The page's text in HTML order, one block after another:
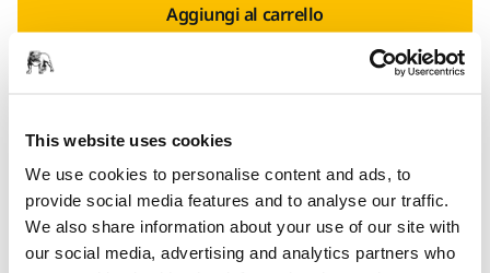
This website uses cookies
We use cookies to personalise content and ads, to
provide social media features and to analyse our traffic.
We also share information about your use of our site with
our social media, advertising and analytics partners who
Aggiungi al carrello
PENSATO PER TE
d'Italia, San Marino e Città del Vaticano)
Spedizione gratuita per gli ordini di importo
superiore a 49,90€ IVA inclusa
Pagamento sicuro con carta di credito
Spedizione tracciabile